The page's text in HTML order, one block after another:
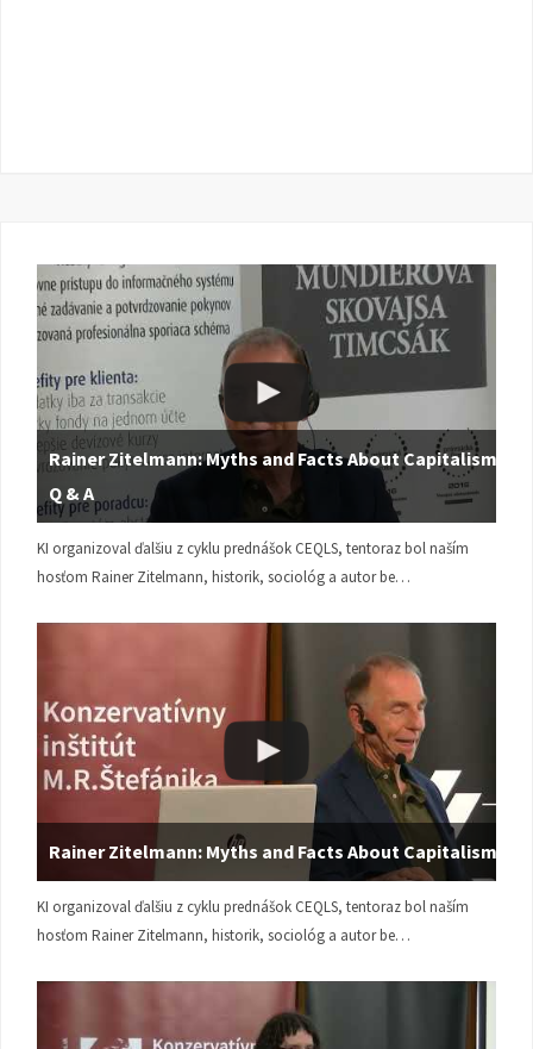
Rainer Zitelmann: Myths and Facts About Capitalism |
Q & A
KI organizoval ďalšiu z cyklu prednášok CEQLS, tentoraz bol naším
hosťom Rainer Zitelmann, historik, sociológ a autor be…
Rainer Zitelmann: Myths and Facts About Capitalism
KI organizoval ďalšiu z cyklu prednášok CEQLS, tentoraz bol naším
hosťom Rainer Zitelmann, historik, sociológ a autor be…